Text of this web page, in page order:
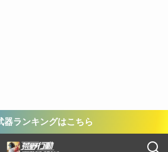
器ランキングはこちら